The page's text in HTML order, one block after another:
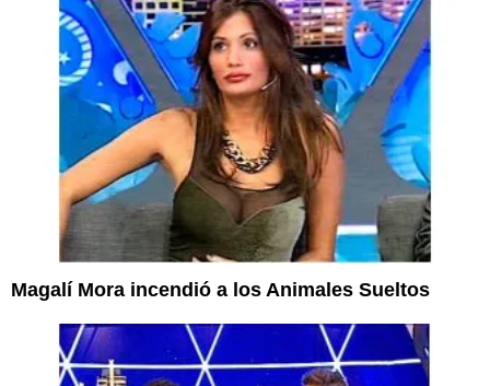
Magalí Mora incendió a los Animales Sueltos